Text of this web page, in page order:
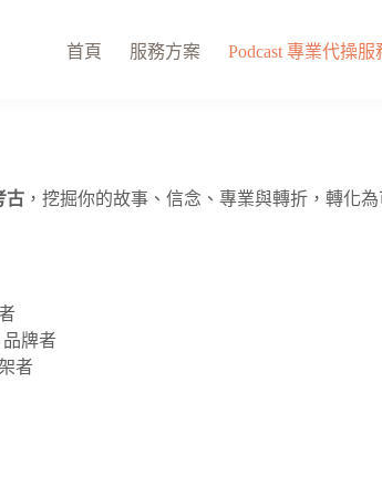
首頁 服務方案 Podcast 專業代操服
古 ，挖掘你的故事、信念、專業與轉折，轉化
牌者
者